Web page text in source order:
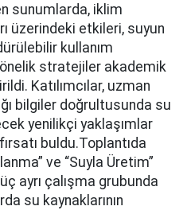
sunumlarda, iklim
üzerindeki etkileri, suyun
kullanım
stratejiler akademik
Katılımcılar, uzman
bilgiler doğrultusunda su
yenilikçi yaklaşımlar
buldu.Toplantıda
ve “Suyla Üretim”
ayrı çalışma grubunda
su kaynaklarının